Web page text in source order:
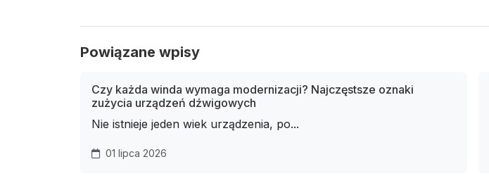
Powiązane wpisy
Czy każda winda wymaga modernizacji? Najczęstsze oznaki
zużycia urządzeń dźwigowych
Nie istnieje jeden wiek urządzenia, po...
01 lipca 2026